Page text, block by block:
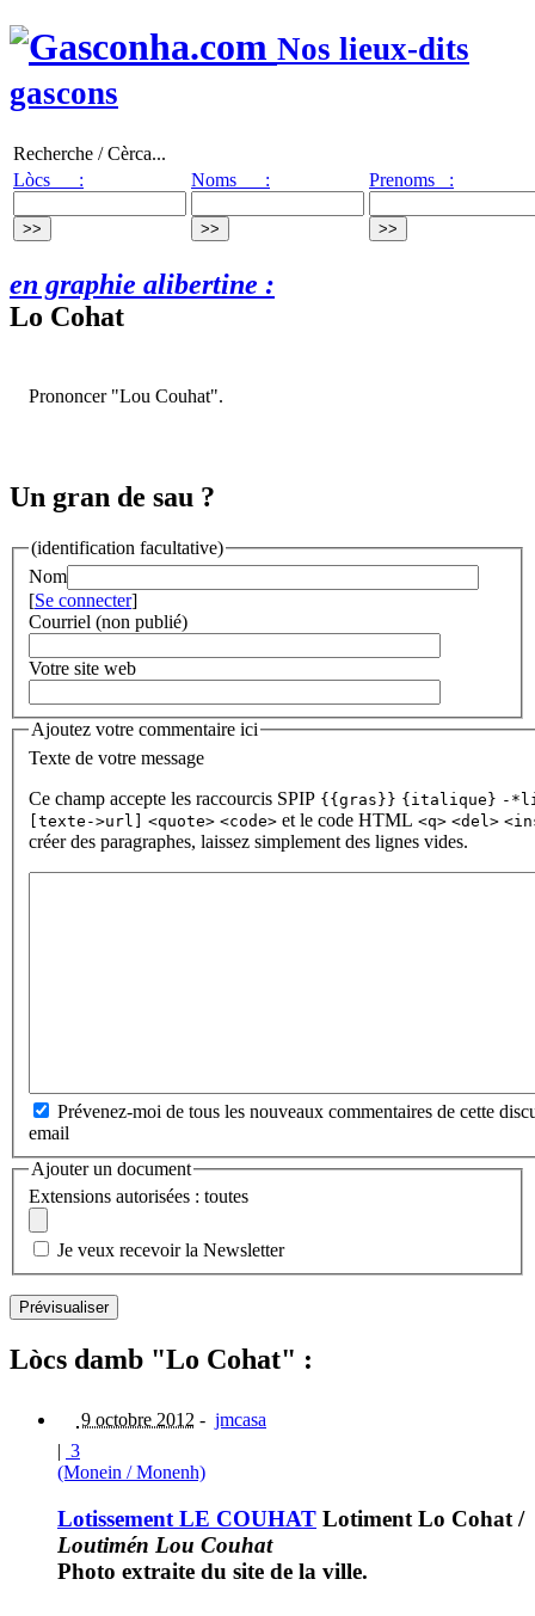
Nos lieux-dits
gascons
Recherche / Cèrca...
Lòcs :
Noms : Prenoms :
en graphie alibertine :
Lo Cohat
Prononcer "Lou Couhat".
Un gran de sau ?
(identification facultative)
Nom
[Se connecter]
Courriel (non publié)
Votre site web
Ajoutez votre commentaire ici
Texte de votre message
Ce champ accepte les raccourcis SPIP {{gras}} {italique} -
[texte->url] <quote> <code> et le code HTML <q> <del>
créer des paragraphes, laissez simplement des lignes vides.
Prévenez-moi de tous les nouveaux commentaires de cette
email
Ajouter un document
Extensions autorisées : toutes
Je veux recevoir la Newsletter
Lòcs damb "Lo Cohat" :
9 octobre 2012 - jmcasa
| 3
(Monein / Monenh)
Lotissement LE COUHAT Lotiment Lo Cohat /
Loutimén Lou Couhat
Photo extraite du site de la ville.